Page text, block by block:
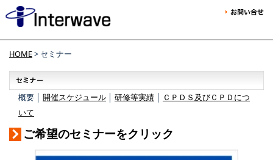
HOME> セミナー
概要 │ 開催スケジュール 研修等実績
ＣＰＤＳ及びＣＰＤにつ
いて
ご希望のセミナーをクリック